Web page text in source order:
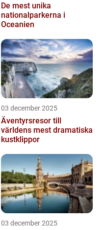
De mest unika
nationalparkerna i
Oceanien
03 december 2025
Äventyrsresor till
världens mest dramatiska
kustklippor
03 december 2025